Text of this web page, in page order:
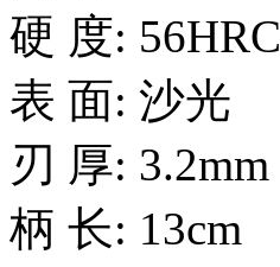
硬 度: 56HRC
表 面: 沙光
刃 厚: 3.2mm
柄 长: 13cm